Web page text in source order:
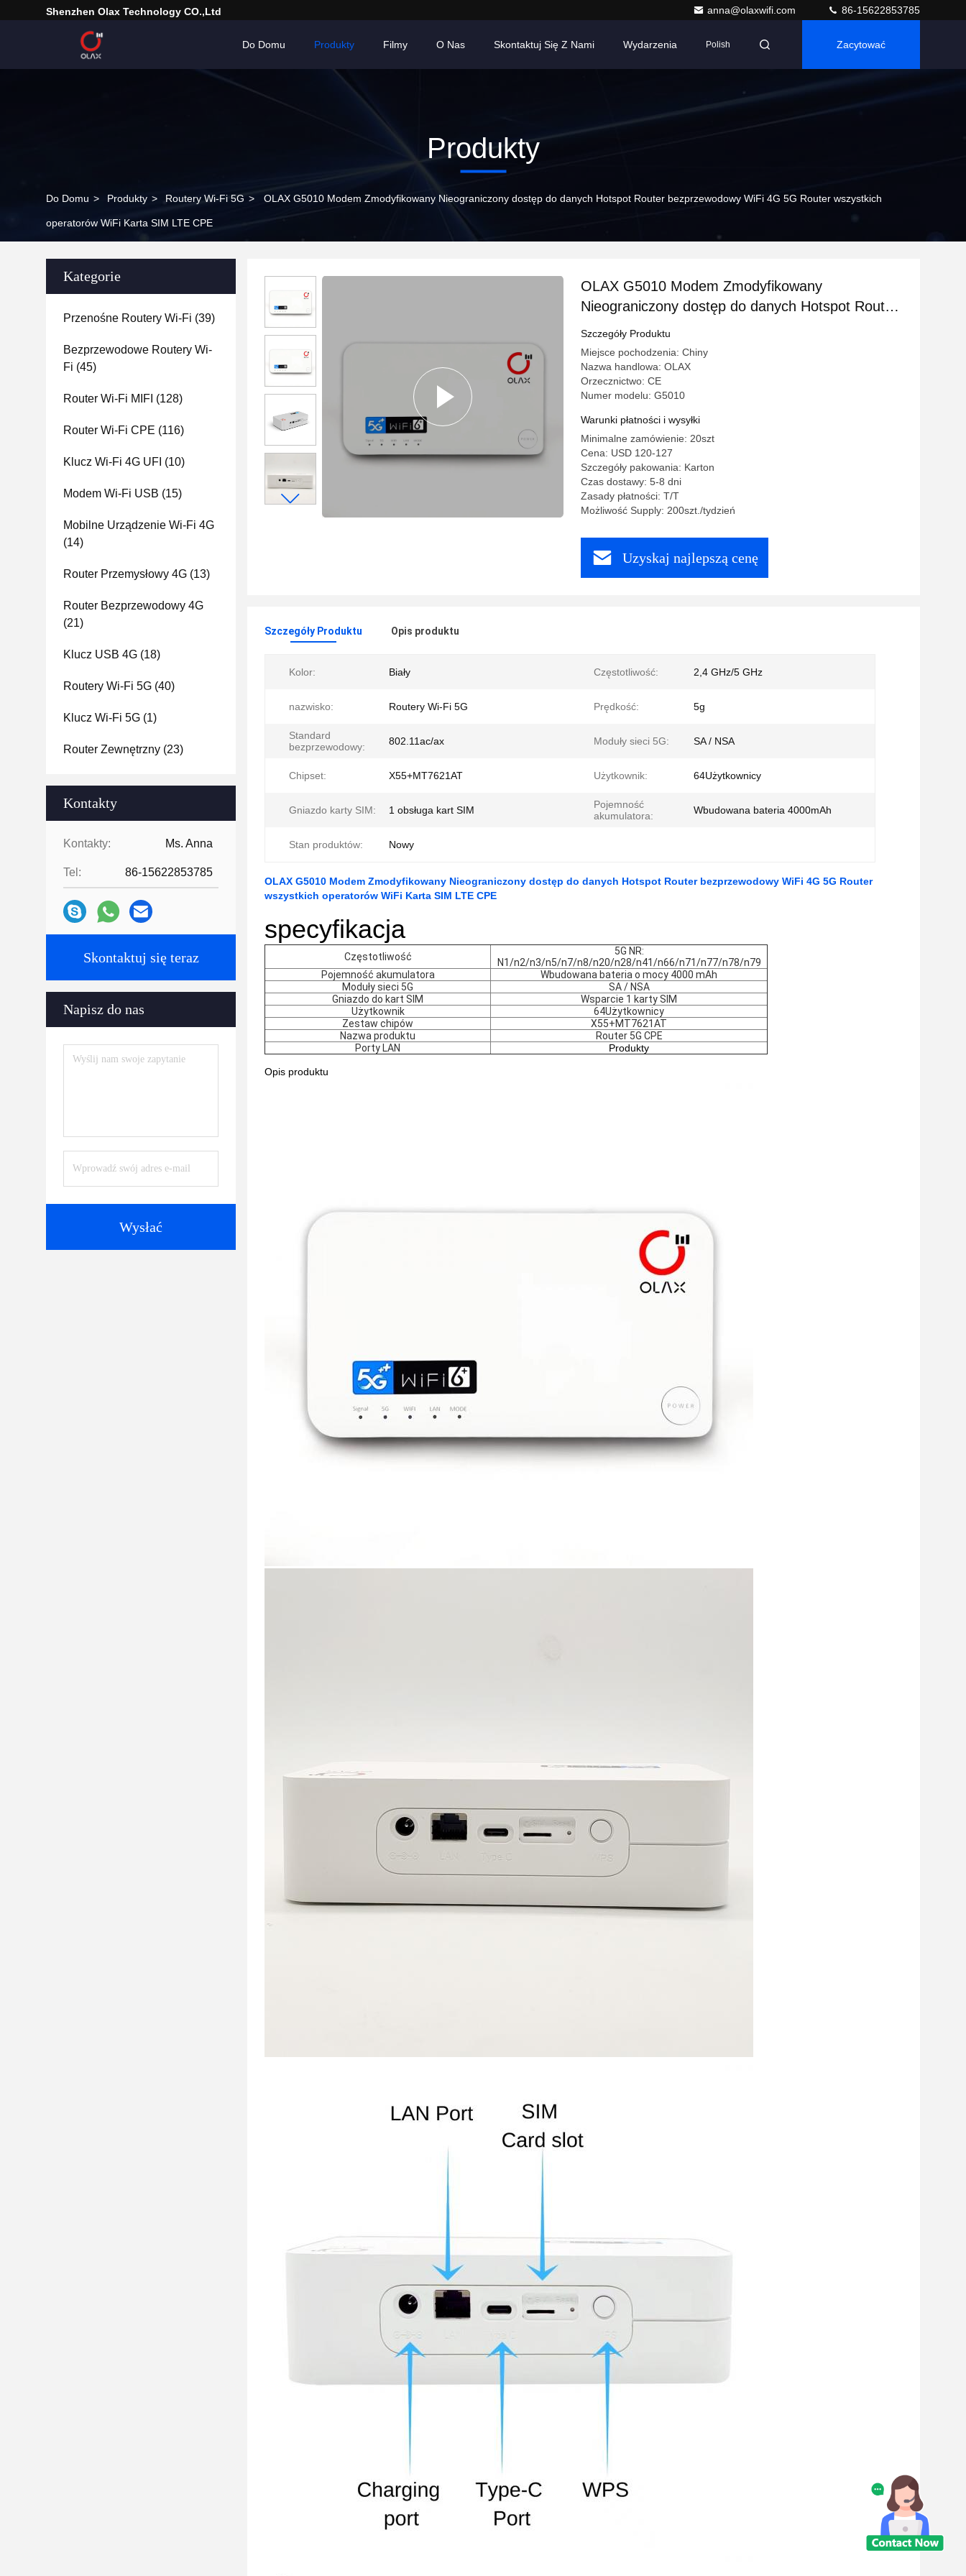
Shenzhen Olax Technology CO.,Ltd anna@olaxwifi.com 86-15622853785
Do Domu Produkty Filmy O Nas Skontaktuj Się Z Nami Wydarzenia Polish Zacytować
Produkty
Do Domu > Produkty > Routery Wi-Fi 5G > OLAX G5010 Modem Zmodyfikowany Nieograniczony dostęp do danych Hotspot Router bezprzewodowy WiFi 4G 5G Router wszystkich
operatorów WiFi Karta SIM LTE CPE
Kategorie
Przenośne Routery Wi-Fi (39)
Bezprzewodowe Routery Wi-
Fi (45)
Router Wi-Fi MIFI (128)
Router Wi-Fi CPE (116)
Klucz Wi-Fi 4G UFI (10)
Modem Wi-Fi USB (15)
Mobilne Urządzenie Wi-Fi 4G
(14)
Router Przemysłowy 4G (13)
Router Bezprzewodowy 4G
(21)
Klucz USB 4G (18)
Routery Wi-Fi 5G (40)
Klucz Wi-Fi 5G (1)
Router Zewnętrzny (23)
Kontakty
Kontakty: Ms. Anna
Tel: 86-15622853785
Skontaktuj się teraz
Napisz do nas
Wysłać
OLAX G5010 Modem Zmodyfikowany
Nieograniczony dostęp do danych Hotspot Router
bezprzewodowy WiFi 4G 5G Router wszystkich
operatorów WiFi Karta SIM LTE CPE
Szczegóły Produktu
Miejsce pochodzenia: Chiny
Nazwa handlowa: OLAX
Orzecznictwo: CE
Numer modelu: G5010
Warunki płatności i wysyłki
Minimalne zamówienie: 20szt
Cena: USD 120-127
Szczegóły pakowania: Karton
Czas dostawy: 5-8 dni
Zasady płatności: T/T
Możliwość Supply: 200szt./tydzień
Uzyskaj najlepszą cenę
Szczegóły Produktu Opis produktu
Kolor: Biały Częstotliwość: 2,4 GHz/5 GHz
nazwisko: Routery Wi-Fi 5G Prędkość: 5g
Standard
bezprzewodowy:
802.11ac/ax Moduły sieci 5G: SA / NSA
Chipset: X55+MT7621AT Użytkownik: 64Użytkownicy
Gniazdo karty SIM: 1 obsługa kart SIM
Pojemność
akumulatora:
Wbudowana bateria 4000mAh
Stan produktów: Nowy
OLAX G5010 Modem Zmodyfikowany Nieograniczony dostęp do danych Hotspot Router bezprzewodowy WiFi 4G 5G Router
wszystkich operatorów WiFi Karta SIM LTE CPE
specyfikacja
Częstotliwość
5G NR:
N1/n2/n3/n5/n7/n8/n20/n28/n41/n66/n71/n77/n78/n79
Pojemność akumulatora
Wbudowana bateria o mocy 4000 mAh
Moduły sieci 5G
SA / NSA
Gniazdo do kart SIM
Wsparcie 1 karty SIM
Użytkownik
64Użytkownicy
Zestaw chipów
X55+MT7621AT
Nazwa produktu
Router 5G CPE
Porty LAN
Produkty
Opis produktu